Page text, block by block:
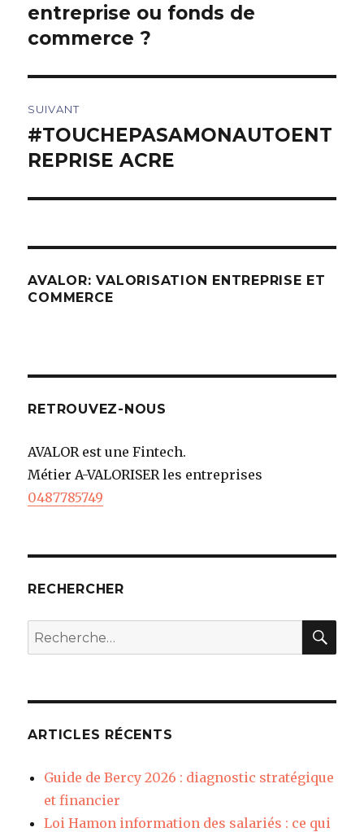
l’article
précédent :
entreprise ou fonds de
commerce ?
SUIVANT
Article
suivant :
#TOUCHEPASAMONAUTOENT
REPRISE ACRE
AVALOR: VALORISATION ENTREPRISE ET
COMMERCE
RETROUVEZ-NOUS
AVALOR est une Fintech.
Métier A-VALORISER les entreprises
0487785749
RECHERCHER
Recherche
pour
ARTICLES RÉCENTS
Guide de Bercy 2026 : diagnostic stratégique
et financier
Loi Hamon information des salariés : ce qui